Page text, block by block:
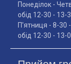
Понеділок -
обід 12-30 - 13-
П'ятниця - 8-30
обід 12-30 - 13-